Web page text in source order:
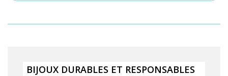
BIJOUX DURABLES ET RESPONSABLES